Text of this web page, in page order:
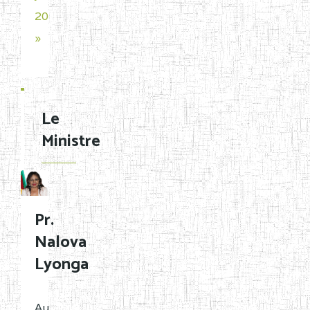
2026
»
Le
Ministre
Pr.
Nalova
Lyonga